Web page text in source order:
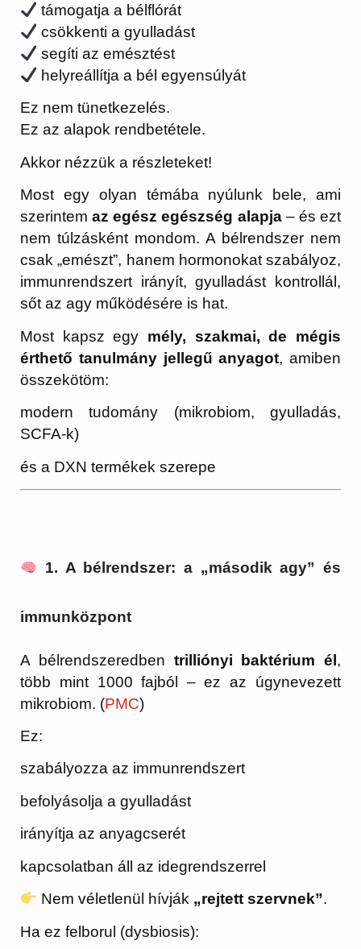
támogatja a bélflórát
csökkenti a gyulladást
segíti az emésztést
helyreállítja a bél egyensúlyát
Ez nem tünetkezelés.
Ez az alapok rendbetétele.
Akkor nézzük a részleteket!
Most egy olyan témába nyúlunk bele, ami
szerintemaz egész egészség alapja– és ezt
nem túlzásként mondom. A bélrendszer nem
csak „emészt”, hanem hormonokat szabályoz,
immunrendszert irányít, gyulladást kontrollál,
sőt az agy működésére is hat.
Most kapsz egy mély, szakmai, de mégis
érthető tanulmány jellegű anyagot, amiben
összekötöm:
modern tudomány (mikrobiom, gyulladás,
SCFA-k)
és a DXN termékek szerepe
1. A bélrendszer: a „második agy” és
immunközpont
A bélrendszeredben trilliónyi baktérium él,
több mint 1000 fajból – ez az úgynevezett
mikrobiom. (PMC)
Ez:
szabályozza az immunrendszert
befolyásolja a gyulladást
irányítja az anyagcserét
kapcsolatban áll az idegrendszerrel
Nem véletlenül hívják „rejtett szervnek”.
Ha ez felborul (dysbiosis):